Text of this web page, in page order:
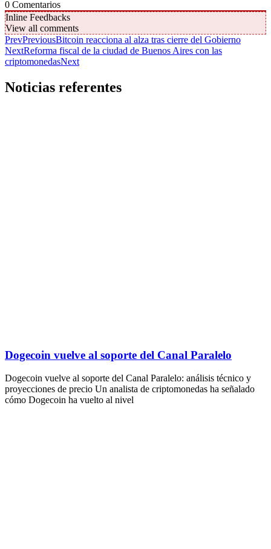
0 Comentarios
Inline Feedbacks
View all comments
PrevPreviousBitcoin reacciona al alza tras cierre del Gobierno
NextReforma fiscal de la ciudad de Buenos Aires con las
criptomonedasNext
Noticias referentes
Dogecoin vuelve al soporte del Canal Paralelo
Dogecoin vuelve al soporte del Canal Paralelo: análisis técnico y
proyecciones de precio Un analista de criptomonedas ha señalado
cómo Dogecoin ha vuelto al nivel